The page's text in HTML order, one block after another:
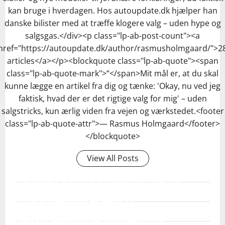
kan bruge i hverdagen. Hos autoupdate.dk hjælper han
danske bilister med at træffe klogere valg – uden hype og
salgsgas.</div><p class="lp-ab-post-count"><a
autoupdate.dk/author/rasmusholmgaard/
articles</a></p><blockquote class="lp-ab-quote"><span
class="lp-ab-quote-mark">“</span>Mit mål er, at du skal
kunne lægge en artikel fra dig og tænke: 'Okay, nu ved jeg
faktisk, hvad der er det rigtige valg for mig' – uden
salgstricks, kun ærlig viden fra vejen og værkstedet.<footer
class="lp-ab-quote-attr">— Rasmus Holmgaard</footer>
</blockquote>
View All Posts
HVORDAN SPOTTER JEG HURTIGT, OM EN
EJERENS EGET NETVÆRK?
QR-kode før du starter. Åbn din ladetjeneste-app og se
ER DET SMARTERE AT HAVE ET
FOR OFFENTLIGE OPLADNINGER?
KAN JEG AFBRYDE OG GENSTARTE EN